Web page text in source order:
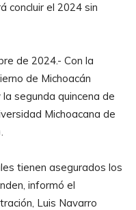
concluir el 2024 sin
de 2024.- Con la
de Michoacán
segunda quincena de
Michoacana de
tienen asegurados los
informó el
Luis Navarro